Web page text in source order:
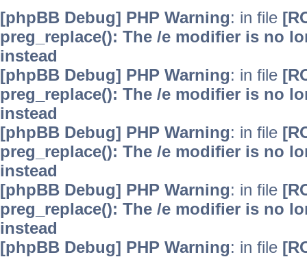
[phpBB Debug] PHP Warning: in file
preg_replace(): The /e modifier is no
instead
[phpBB Debug] PHP Warning: in file
preg_replace(): The /e modifier is no
instead
[phpBB Debug] PHP Warning: in file
preg_replace(): The /e modifier is no
instead
[phpBB Debug] PHP Warning: in file
preg_replace(): The /e modifier is no
instead
[phpBB Debug] PHP Warning: in file